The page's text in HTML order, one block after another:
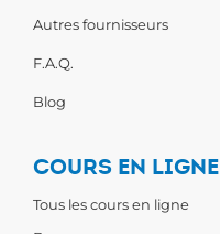
Autres fournisseurs
F.A.Q.
Blog
COURS EN LIGNE
Tous les cours en ligne